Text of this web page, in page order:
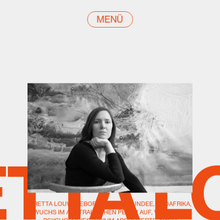
MENÜ
GRETTA LOUW, GEBOREN 1981 IN DUNDEE, SÜDAFRIKA,
WUCHS IM AUSTRALISCHEN PERTH AUF, WO SIE IHR